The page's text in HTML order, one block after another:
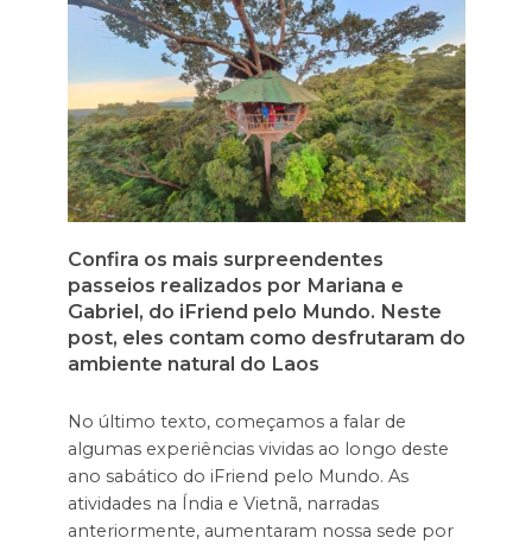
Confira os mais surpreendentes
passeios realizados por Mariana e
Gabriel, do iFriend pelo Mundo. Neste
post, eles contam como desfrutaram do
ambiente natural do Laos
No último texto, começamos a falar de
algumas experiências vividas ao longo deste
ano sabático do iFriend pelo Mundo. As
atividades na Índia e Vietnã, narradas
anteriormente, aumentaram nossa sede por